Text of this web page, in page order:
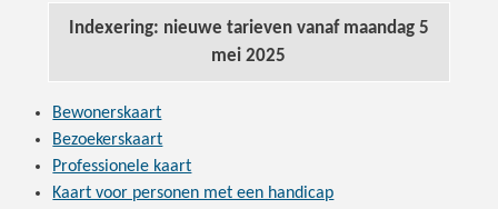
Indexering: nieuwe tarieven vanaf maandag 5
mei 2025
Bewonerskaart
Bezoekerskaart
Professionele kaart
Kaart voor personen met een handicap